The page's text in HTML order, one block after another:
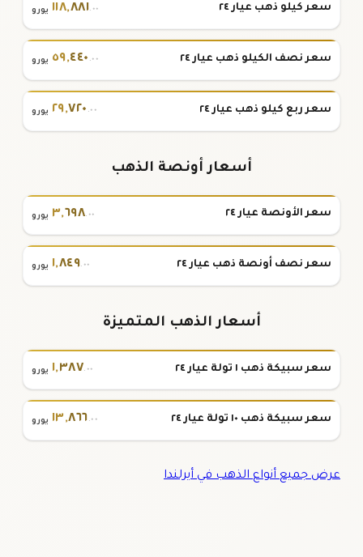
سعر كيلو ذهب عيار ٢٤ ١١٨,٨٨١.٠٠ يورو
سعر نصف الكيلو ذهب عيار ٢٤ ٥٩,٤٤٠ .٠٠ يورو
سعر ربع كيلو ذهب عيار ٢٤ ٢٩,٧٢٠ .٠٠ يورو
أسعار أونصة الذهب
سعر الأونصة عيار ٢٤ ٣,٦٩٨.٠٠ يورو
سعر نصف أونصة ذهب عيار ٢٤ ١,٨٤٩.٠٠ يورو
أسعار الذهب المتميزة
سعر سبيكة ذهب ١ تولة عيار ٢٤ ١,٣٨٧.٠٠ يورو
سعر سبيكة ذهب ١٠ تولة عيار ٢٤ ١٣,٨٦٦.٠٠ يورو
عرض جميع أنواع الذهب في أيرلندا